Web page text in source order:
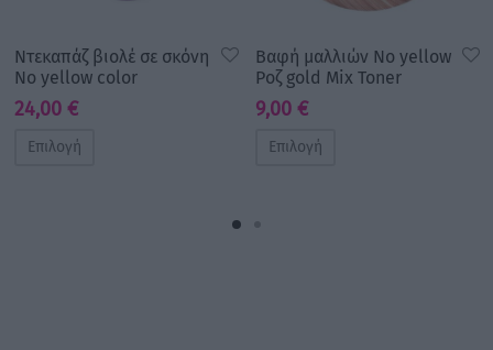
Ντεκαπάζ βιολέ σε σκόνη
No yellow color
24,00 €
Επιλογή
Βαφή μαλλιών No yellow
Ροζ gold Mix Toner
9,00 €
Επιλογή